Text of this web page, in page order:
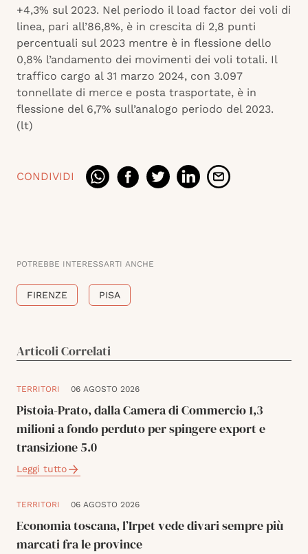
+4,3% sul 2023. Nel periodo il load factor dei voli di
linea, pari all’86,8%, è in crescita di 2,8 punti
percentuali sul 2023 mentre è in flessione dello
0,8% l’andamento dei movimenti dei voli totali. Il
traffico cargo al 31 marzo 2024, con 3.097
tonnellate di merce e posta trasportate, è in
flessione del 6,7% sull’analogo periodo del 2023.
(lt)
CONDIVIDI
POTREBBE INTERESSARTI ANCHE
FIRENZE PISA
Articoli Correlati
TERRITORI 06 AGOSTO 2026
Pistoia-Prato, dalla Camera di Commercio 1,3
milioni a fondo perduto per spingere export e
transizione 5.0
Leggi tutto
TERRITORI 06 AGOSTO 2026
Economia toscana, l’Irpet vede divari sempre più
marcati fra le province